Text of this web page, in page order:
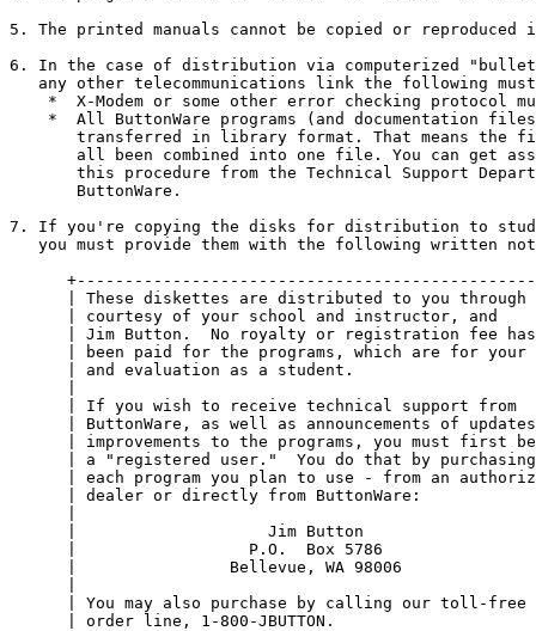
5. The printed manuals cannot be copied or reproduced
6. In the case of distribution via computerized
any other telecommunications link the following
*  X-Modem or some other error checking protocol
*  All ButtonWare programs (and documentation
transferred in library format. That means the
all been combined into one file. You can get
this procedure from the Technical Support
       ButtonWare.
7. If you're copying the disks for distribution to
you must provide them with the following written
| These diskettes are distributed to you through
| courtesy of your school and instructor, and
| Jim Button.  No royalty or registration fee
| been paid for the programs, which are for your
| and evaluation as a student.
| If you wish to receive technical support from
| ButtonWare, as well as announcements of
| improvements to the programs, you must first
| a "registered user."  You do that by
| each program you plan to use - from an
| dealer or directly from ButtonWare:
|                    Jim Button
|                  P.O.  Box 5786
|                Bellevue, WA 98006
| You may also purchase by calling our toll-free
| order line, 1-800-JBUTTON.